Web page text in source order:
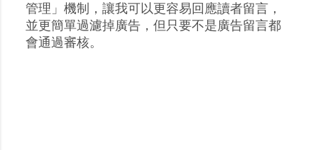
張
貼
留
管理」機制，讓我可以更容易回應讀者留言，
並更簡單過濾掉廣告，但只要不是廣告留言都
會通過審核。